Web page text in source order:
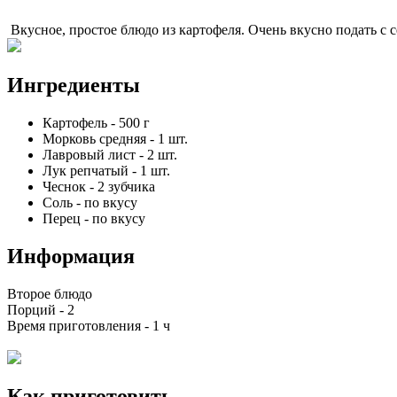
Вкусное, простое блюдо из картофеля. Очень вкусно подать с
Ингредиенты
Картофель - 500 г
Морковь средняя - 1 шт.
Лавровый лист - 2 шт.
Лук репчатый - 1 шт.
Чеснок - 2 зубчика
Соль - по вкусу
Перец - по вкусу
Информация
Второе блюдо
Порций - 2
Время приготовления - 1 ч